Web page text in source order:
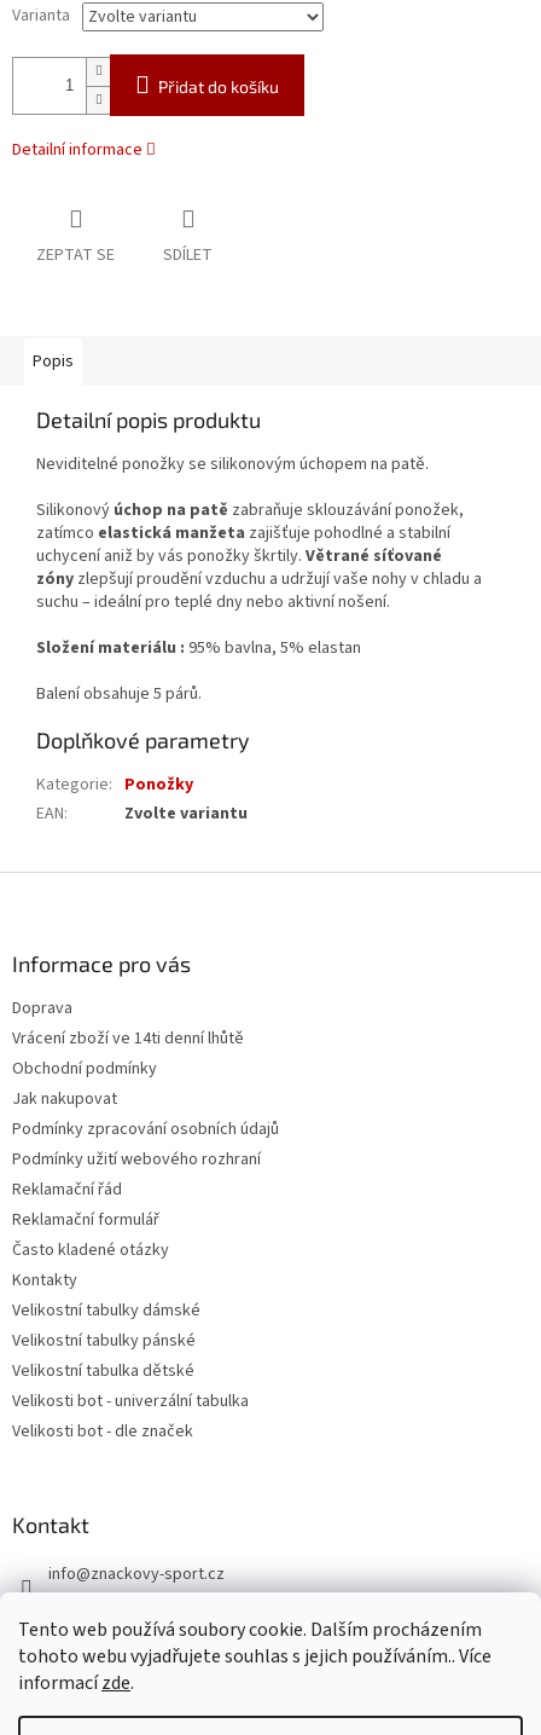
Tento web používá soubory cookie. Dalším procházením
tohoto webu vyjadřujete souhlas s jejich používáním.. Více
informacízde.
Varianta
Přidat do košíku
Detailní informace
ZEPTAT SE SDÍLET
Popis
Detailní popis produktu
Neviditelné ponožky se silikonovým úchopem na patě.
Silikonový úchop na patě zabraňuje sklouzávání ponožek,
zatímco elastická manžeta zajišťuje pohodlné a stabilní
uchycení aniž by vás ponožky škrtily. Větrané síťované
zóny zlepšují proudění vzduchu a udržují vaše nohy v chladu a
suchu – ideální pro teplé dny nebo aktivní nošení.
Složení materiálu : 95% bavlna, 5% elastan
Balení obsahuje 5 párů.
Doplňkové parametry
Kategorie: Ponožky
EAN: Zvolte variantu
Informace pro vás
Doprava
Vrácení zboží ve 14ti denní lhůtě
Obchodní podmínky
Jak nakupovat
Podmínky zpracování osobních údajů
Podmínky užití webového rozhraní
Reklamační řád
Reklamační formulář
Často kladené otázky
Kontakty
Velikostní tabulky dámské
Velikostní tabulky pánské
Velikostní tabulka dětské
Velikosti bot - univerzální tabulka
Velikosti bot - dle značek
Kontakt
info@znackovy-sport.cz